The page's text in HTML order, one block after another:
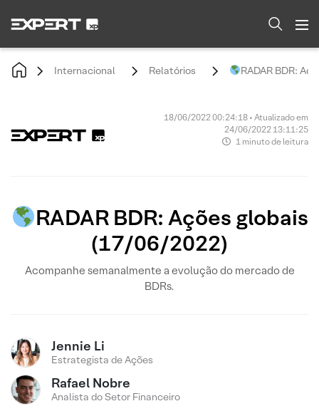
Internacional Relatórios RADAR BDR:
18/06/2022 00:24:18 • Atualizado em
24/06/2022 13:11:25
1 minuto de leitura
RADAR BDR: Ações globais
(17/06/2022)
Acompanhe semanalmente a evolução do mercado de
BDRs.
Jennie Li
Estrategista de Ações
Rafael Nobre
Analista do Setor Financeiro